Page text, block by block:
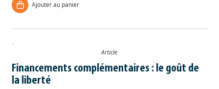
Ajouter au panier
Article
Financements complémentaires : le goût de
la liberté